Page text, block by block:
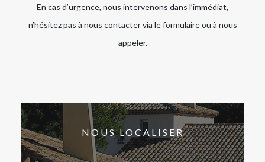
En cas d’urgence, nous intervenons dans l’immédiat,
n’hésitez pas à nous contacter via le formulaire ou à nous
appeler.
NOUS LOCALISER